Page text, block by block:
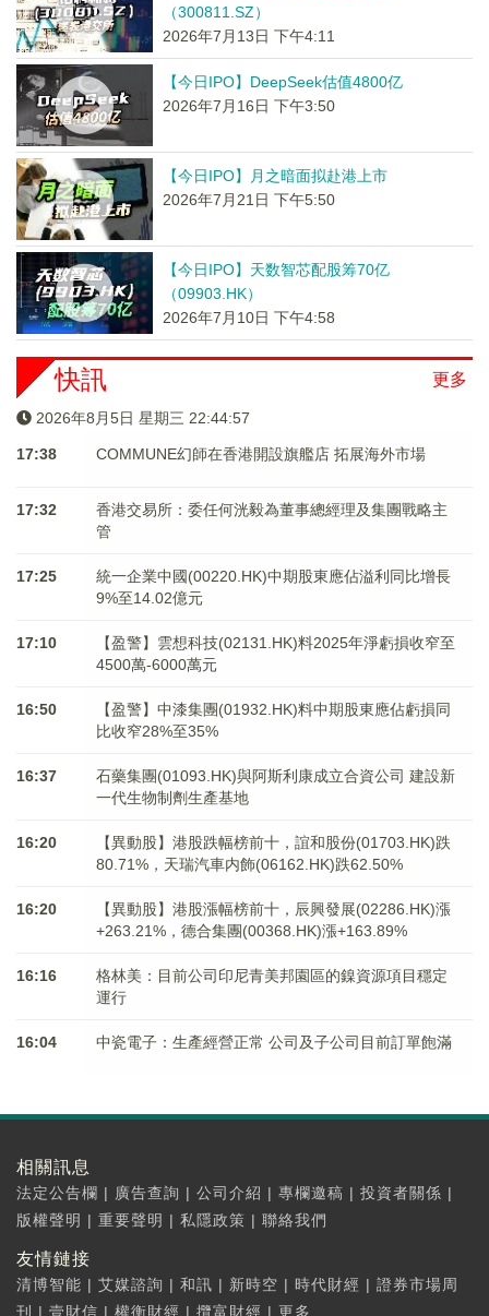
（300811.SZ）
2026年7月13日 下午4:11
【今日IPO】DeepSeek估值4800亿
2026年7月16日 下午3:50
【今日IPO】月之暗面拟赴港上市
2026年7月21日 下午5:50
【今日IPO】天数智芯配股筹70亿
（09903.HK）
2026年7月10日 下午4:58
更多
快訊
2026年8月5日 星期三 22:44:57
17:38 COMMUNE幻師在香港開設旗艦店 拓展海外市場
17:32
香港交易所：委任何洸毅為董事總經理及集團戰略主
管
17:25
統一企業中國(00220.HK)中期股東應佔溢利同比增長
9%至14.02億元
17:10
【盈警】雲想科技(02131.HK)料2025年淨虧損收窄至
4500萬-6000萬元
16:50
【盈警】中漆集團(01932.HK)料中期股東應佔虧損同
比收窄28%至35%
16:37
石藥集團(01093.HK)與阿斯利康成立合資公司 建設新
一代生物制劑生產基地
16:20
【異動股】港股跌幅榜前十，誼和股份(01703.HK)跌
80.71%，天瑞汽車内飾(06162.HK)跌62.50%
16:20
【異動股】港股漲幅榜前十，辰興發展(02286.HK)漲
+263.21%，德合集團(00368.HK)漲+163.89%
16:16
格林美：目前公司印尼青美邦園區的鎳資源項目穩定
運行
16:04 中瓷電子：生產經營正常 公司及子公司目前訂單飽滿
相關訊息
法定公告欄 | 廣告查詢 | 公司介紹 | 專欄邀稿 | 投資者關係 |
版權聲明 | 重要聲明 | 私隱政策 | 聯絡我們
友情鏈接
清博智能 | 艾媒諮詢 | 和訊 | 新時空 | 時代財經 | 證券市場周
刊
| 壹財信 | 權衡財經 | 攬富財經 | 更多...